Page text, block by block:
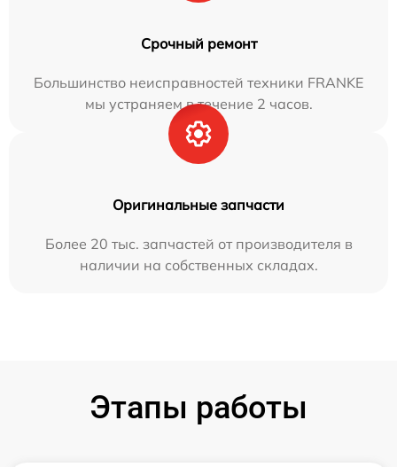
Срочный ремонт
Большинство неисправностей техники FRANKE
мы устраняем в течение 2 часов.
Оригинальные запчасти
Более 20 тыс. запчастей от производителя в
наличии на собственных складах.
Этапы работы